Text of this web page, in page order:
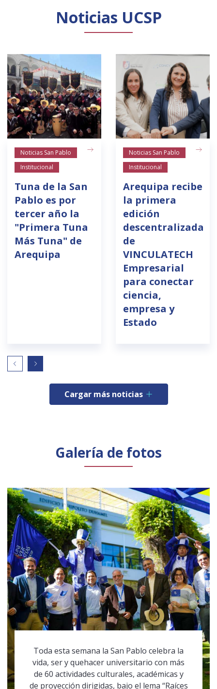
Noticias UCSP
Noticias San Pablo
Institucional
Tuna de la San
Pablo es por
tercer año la
"Primera Tuna
Más Tuna" de
Arequipa
Noticias San Pablo
Institucional
Arequipa recibe
la primera
edición
descentralizada
de
VINCULATECH
Empresarial
para conectar
ciencia,
empresa y
Estado
Cargar más noticias
Galería de fotos
Toda esta semana la San Pablo celebra la
vida, ser y quehacer universitario con más
de 60 actividades culturales, académicas y
de proyección dirigidas, bajo el lema “Raíces